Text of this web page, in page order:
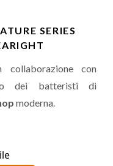
SERIES
collaborazione con
dei batteristi di
moderna.